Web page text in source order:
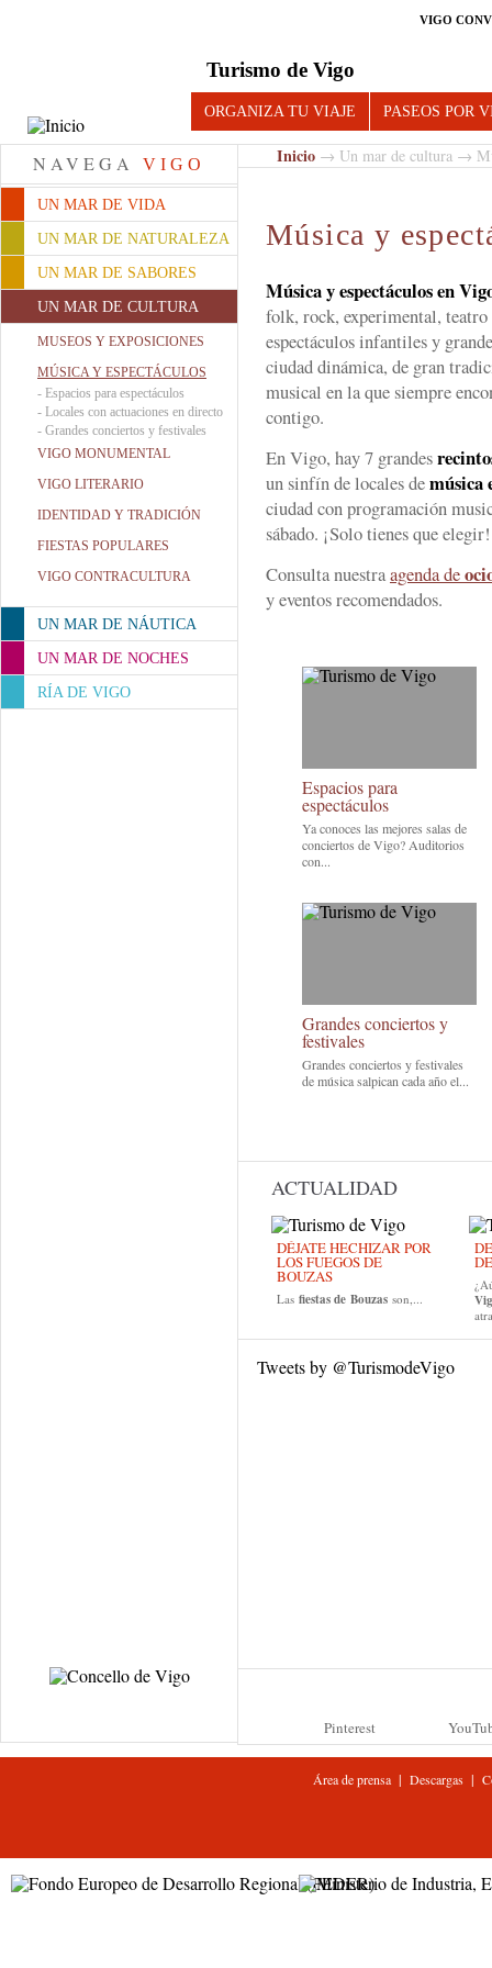
VIGO
Turismo de Vigo
ORGANIZA TU VIAJE PASEOS POR
NAVEGA VIGO
UN MAR DE VIDA
UN MAR DE NATURALEZA
UN MAR DE SABORES
UN MAR DE CULTURA
MUSEOS Y EXPOSICIONES
MÚSICA Y ESPECTÁCULOS
- Espacios para espectáculos
- Locales con actuaciones en directo
- Grandes conciertos y festivales
VIGO MONUMENTAL
VIGO LITERARIO
IDENTIDAD Y TRADICIÓN
FIESTAS POPULARES
VIGO CONTRACULTURA
UN MAR DE NÁUTICA
UN MAR DE NOCHES
RÍA DE VIGO
Inicio → Un mar de cultura →
Música y
Música y espectáculos en
folk, rock, experimental,
espectáculos infantiles y
ciudad dinámica, de gran
musical en la que siempre
contigo.
En Vigo, hay 7 grandes
un sinfín de locales demúsica
ciudad con programación
sábado. ¡Solo tienes que elegir!
Consulta nuestraagenda de
y eventos recomendados.
Espacios para
espectáculos
Ya conoces las mejores salas de
conciertos de Vigo? Auditorios
con...
Grandes conciertos y
festivales
Grandes conciertos y festivales
de música salpican cada año el...
ACTUALIDAD
DÉJATE HECHIZAR POR
LOS FUEGOS DE
BOUZAS
Las fiestas de Bouzas son,...
Tweets by @TurismodeVigo
Pinterest
Área de prensa| Descargas|